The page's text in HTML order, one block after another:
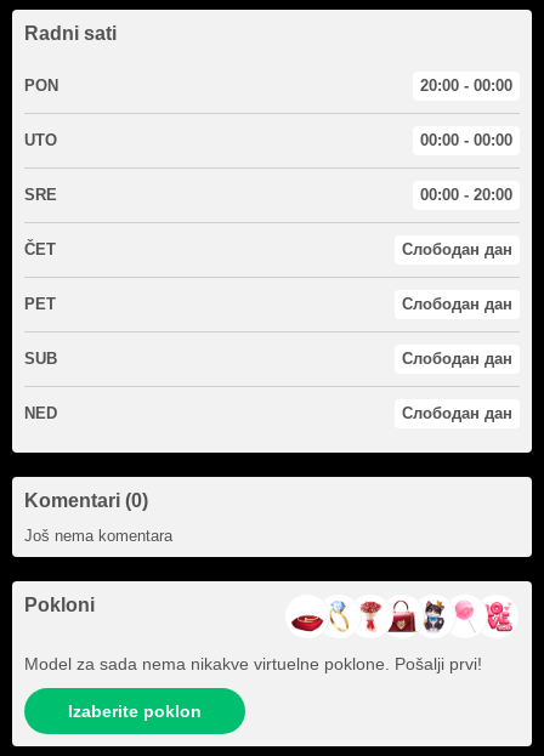
Radni sati
PON 20:00 - 00:00
UTO 00:00 - 00:00
SRE 00:00 - 20:00
ČET Слободан дан
PET Слободан дан
SUB Слободан дан
NED Слободан дан
Komentari (0)
Još nema komentara
Pokloni
Model za sada nema nikakve virtuelne poklone. Pošalji prvi!
Izaberite poklon